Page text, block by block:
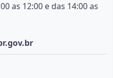
as 12:00 e das 14:00 as